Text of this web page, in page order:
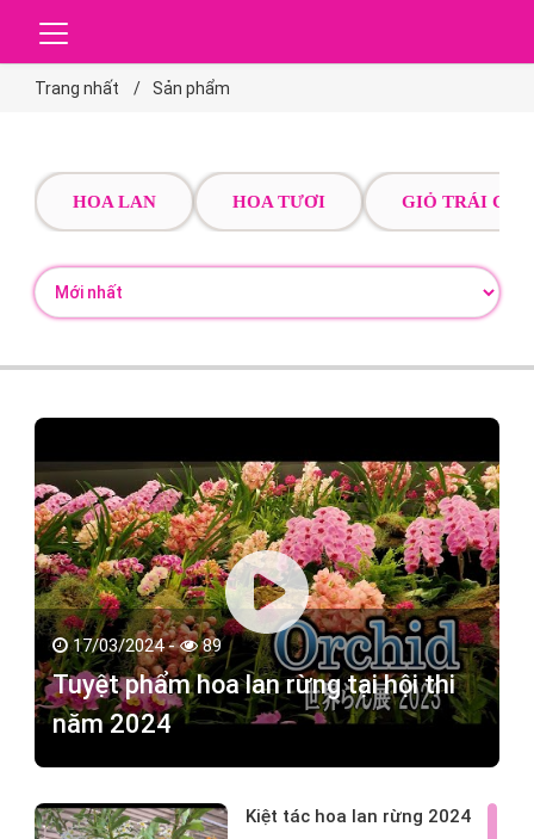
Trang nhất Sản phẩm
HOA LAN HOA TƯƠI GIỎ TRÁI CÂY
17/03/2024 - 89
Tuyệt phẩm hoa lan rừng tại hội thi
năm 2024
Kiệt tác hoa lan rừng 2024